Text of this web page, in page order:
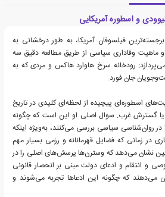
و اسطوره آمریکایی
فیلسوفان آمریکا، به طور درخشانی به
ماهیت وفاداری سیاسی از طریق مطالعه دقیق سه
رودخانه سرخ هاوارد هاکس و مردی که به
جان فورد.
اسطوره‌ای پیچیده از لحظه‌ای کلیدی در تاریخ
یا گسترش غرب. سوال اصلی او این است که چگونه
روان‌شناسی سیاسی بررسی می‌کنند، به‌ویژه اینکه
در زمانی که فضایل قهرمانانه و رزمی بسیار مهم
نشان می‌دهد که وسترن‌ها پرسش‌های اصلی را در
انتقام و ادعای دولت مبنی بر انحصار قانونی
که چگونه این ادعاها تجربه می‌شوند و